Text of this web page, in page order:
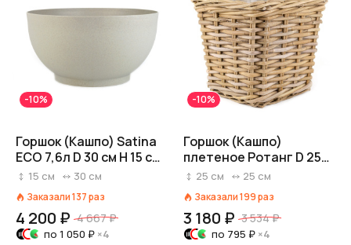
-10%
Горшок (Кашпо) Satina
ECO 7,6л D 30 см H 15 см
Серый
15 см 30 см
Заказали137раз
4 200 ₽ 4 667 ₽
по 1 050 ₽ ×4
-10%
Горшок (Кашпо)
плетеное Ротанг D 25
см H 25 см Натуральный
25 см 25 см
Заказали199раз
3 180 ₽ 3 534 ₽
по 795 ₽ ×4